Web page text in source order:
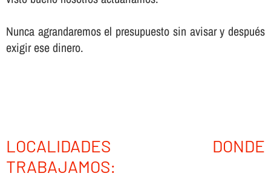
Nunca agrandaremos el presupuesto sin avisar y después
exigir ese dinero.
LOCALIDADES DONDE
TRABAJAMOS: